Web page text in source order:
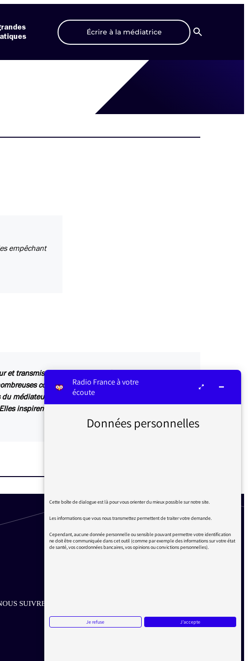
Écrire à la médiatrice
Recherche
empêchant
et transmis au service concerné par vos questions ou
contributions sont relayées sur les antennes
médiateur ou dans Les infos du médiateur, lettre
inspirent également des articles explicatifs à
SUIVRE SUR LES RÉSEAUX
Aller sur la page Facebook de la Médiatrice
Aller sur la page Twitter de la Médiatrice
Aller sur la page Instagram de la Médiatrice
Radio France à votre
écoute
Données personnelles
Cette boîte de dialogue est là pour vous orienter du mieux possible sur notre site.
Les informations que vous nous transmettez permettent de traiter votre demande.
Cependant, aucune donnée personnelle ou sensible pouvant permettre votre identification
ne doit être communiquée dans cet outil (comme par exemple des informations sur votre état
de santé, vos coordonnées bancaires, vos opinions ou convictions personnelles).
Je refuse J'accepte